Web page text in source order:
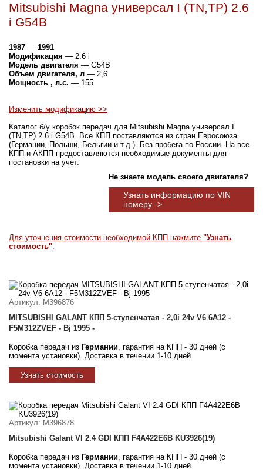
Mitsubishi Magna универсал I (TN,TP) 2.6
i G54B
1987 — 1991
Модификация — 2.6 i
Модель двигателя — G54B
Объем двигателя, л — 2,6
Мощность , л.с. — 155
Изменить модификацию >>
Каталог б/у коробок передач для Mitsubishi Magna универсал I
(TN,TP) 2.6 i G54B. Все КПП поставляются из стран Евросоюза
(Германии, Польши, Бельгии и т.д.). Без пробега по России. На все
КПП и АКПП предоставляются необходимые документы для
постановки на учет.
Не знаете модель своего двигателя?
Узнать информацию по VIN
номеру ->
Для уточнения стоимости необходимой КПП нажмите "Узнать
стоимость".
Артикул: M396876
MITSUBISHI GALANT КПП 5-ступенчатая - 2,0i 24v V6 6A12 -
F5M312ZVEF - Bj 1995 -
Коробка передач из Германии, гарантия на КПП - 30 дней (с
момента установки). Доставка в течении 1-10 дней.
Узнать стоимость
Артикул: M396878
Mitsubishi Galant VI 2.4 GDI КПП F4A422E6B KU3926(19)
Коробка передач из Германии, гарантия на КПП - 30 дней (с
момента установки). Доставка в течении 1-10 дней.